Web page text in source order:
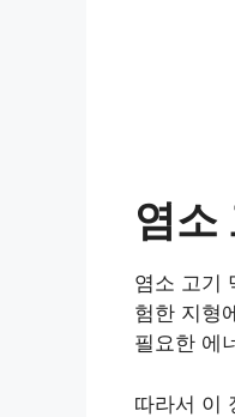
염소
염소 고기
험한 지형
필요한 에
따라서 이